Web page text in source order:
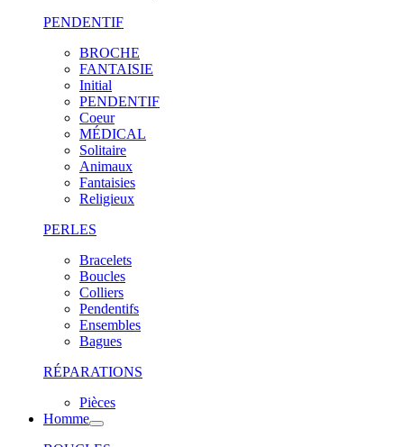
PENDENTIF
BROCHE
FANTAISIE
Initial
PENDENTIF
Coeur
MÉDICAL
Solitaire
Animaux
Fantaisies
Religieux
PERLES
Bracelets
Boucles
Colliers
Pendentifs
Ensembles
Bagues
RÉPARATIONS
Pièces
Homme